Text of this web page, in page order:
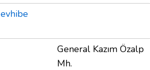
General Kazım Özalp
Mh.